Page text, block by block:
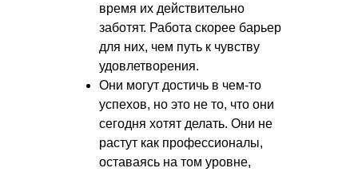
время их действительно
заботят. Работа скорее барьер
для них, чем путь к чувству
удовлетворения.
Они могут достичь в чем-то
успехов, но это не то, что они
сегодня хотят делать. Они не
растут как профессионалы,
оставаясь на том уровне,